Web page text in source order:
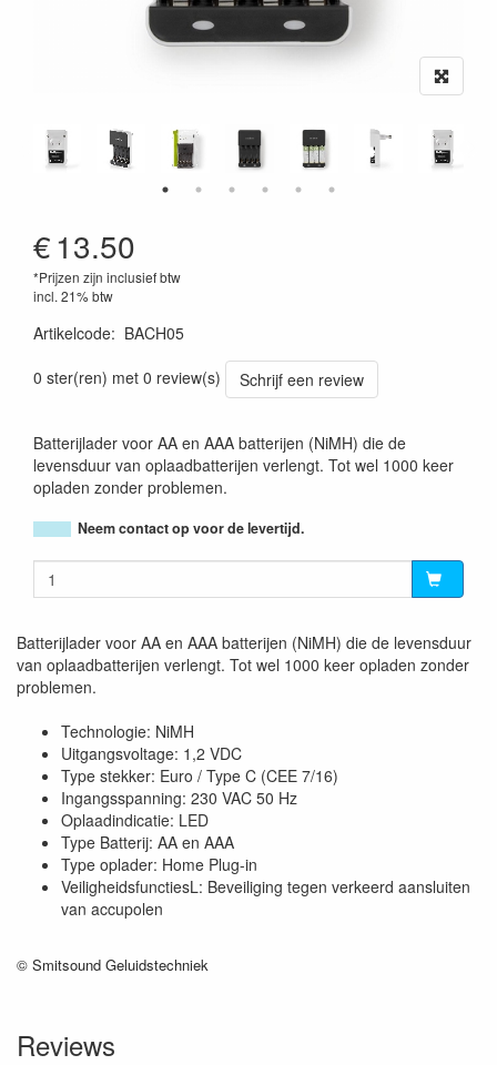
€13.50
*Prijzen zijn inclusief btw
incl. 21% btw
Artikelcode: BACH05
0 ster(ren) met 0 review(s)
Schrijf een review
Batterijlader voor AA en AAA batterijen (NiMH) die de
levensduur van oplaadbatterijen verlengt. Tot wel 1000 keer
opladen zonder problemen.
Neem contact op voor de levertijd.
Batterijlader voor AA en AAA batterijen (NiMH) die de levensduur
van oplaadbatterijen verlengt. Tot wel 1000 keer opladen zonder
problemen.
Technologie: NiMH
Uitgangsvoltage: 1,2 VDC
Type stekker: Euro / Type C (CEE 7/16)
Ingangsspanning: 230 VAC 50 Hz
Oplaadindicatie: LED
Type Batterij: AA en AAA
Type oplader: Home Plug-in
VeiligheidsfunctiesL: Beveiliging tegen verkeerd aansluiten
van accupolen
© Smitsound Geluidstechniek
Reviews